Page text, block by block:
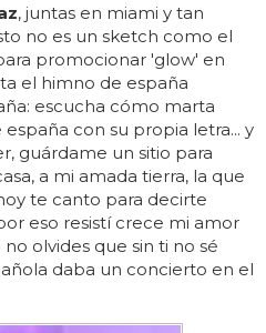
, juntas en miami y tan
no es un sketch como el
promocionar 'glow' en
el himno de españa
escucha cómo marta
con su propia letra... y
guárdame un sitio para
a mi amada tierra, la que
te canto para decirte
eso resistí crece mi amor
olvides que sin ti no sé
daba un concierto en el